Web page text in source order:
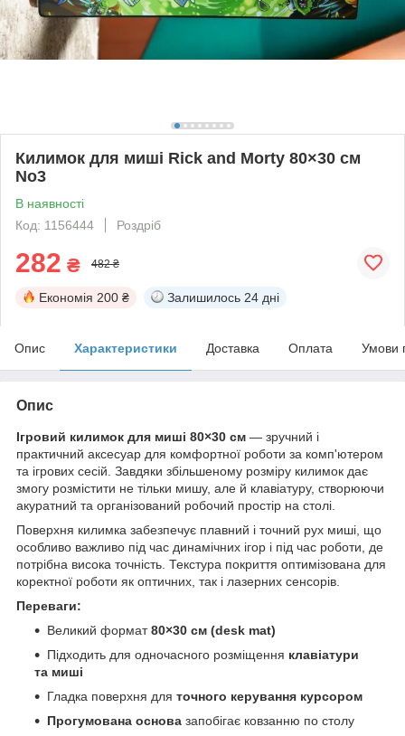
Килимок для миші Rick and Morty 80×30 см
No3
В наявності
Код: 1156444
Роздріб
282 ₴ 482 ₴
Економія 200 ₴ Залишилось 24 дні
Опис Характеристики Доставка Оплата Умови
Опис
Ігровий килимок для миші 80×30 см — зручний і
практичний аксесуар для комфортної роботи за комп'ютером
та ігрових сесій. Завдяки збільшеному розміру килимок дає
змогу розмістити не тільки мишу, але й клавіатуру, створюючи
акуратний та організований робочий простір на столі.
Поверхня килимка забезпечує плавний і точний рух миші, що
особливо важливо під час динамічних ігор і під час роботи, де
потрібна висока точність. Текстура покриття оптимізована для
коректної роботи як оптичних, так і лазерних сенсорів.
Переваги:
Великий формат80×30 см (desk mat)
Підходить для одночасного розміщення клавіатури
та миші
Гладка поверхня для точного керування курсором
Прогумована основа запобігає ковзанню по столу